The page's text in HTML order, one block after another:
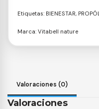
Etiquetas: BIENESTAR,
Marca: Vitabell nature
Valoraciones (0)
Valoraciones